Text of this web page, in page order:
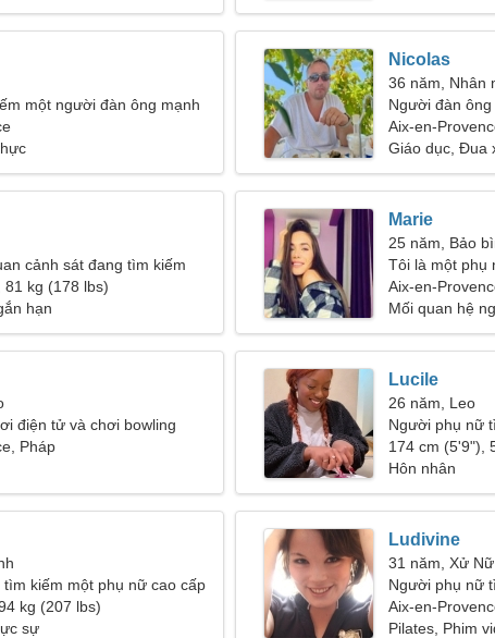
một người đàn ông mạnh
Nicolas
36 năm, Nhân
Người đàn
25-31
Aix-en-
Giáo dục, Đua
cảnh sát đang tìm kiếm
ngoại lệ
81 kg (178 lbs)
hạn
Marie
25 năm, Bảo
Tôi là một phụ
Aix-en-
Mối quan hệ
điện tử và chơi bowling
Pháp
Lucile
26 năm, Leo
Người phụ nữ
31-34
174 cm (5'9"),
Hôn nhân
kiếm một phụ nữ cao cấp
kg (207 lbs)
sự
Ludivine
31 năm, Xử Nữ
Người phụ nữ
Aix-en-
Pilates, Phim